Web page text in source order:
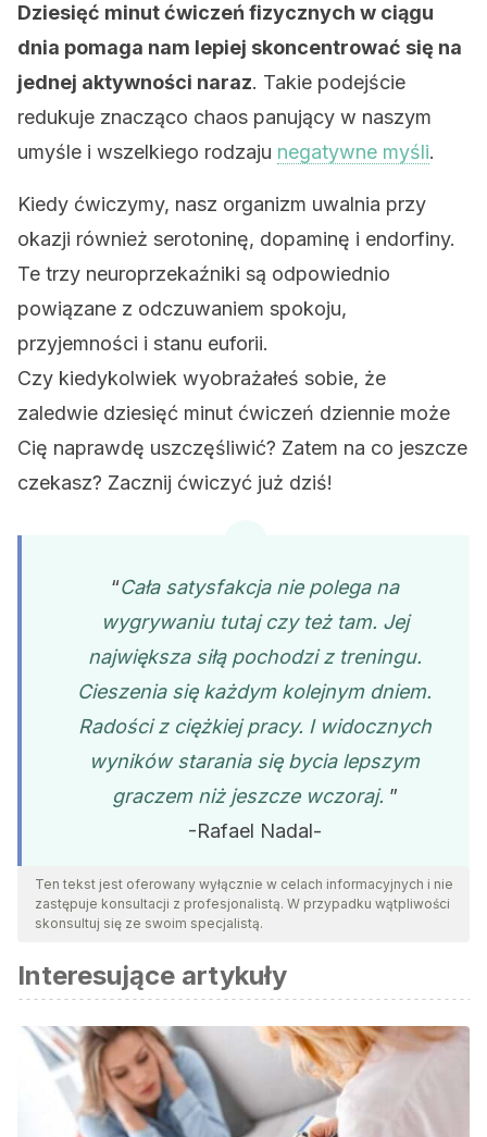
Dziesięć minut ćwiczeń fizycznych w ciągu
dnia pomaga nam lepiej skoncentrować się na
jednej aktywności naraz. Takie podejście
redukuje znacząco chaos panujący w naszym
umyśle i wszelkiego rodzaju negatywne myśli.
Kiedy ćwiczymy, nasz organizm uwalnia przy
okazji również serotoninę, dopaminę i endorfiny.
Te trzy neuroprzekaźniki są odpowiednio
powiązane z odczuwaniem spokoju,
przyjemności i stanu euforii.
Czy kiedykolwiek wyobrażałeś sobie, że
zaledwie dziesięć minut ćwiczeń dziennie może
Cię naprawdę uszczęśliwić? Zatem na co jeszcze
czekasz? Zacznij ćwiczyć już dziś!
“Cała satysfakcja nie polega na
wygrywaniu tutaj czy też tam. Jej
największa siłą pochodzi z treningu.
Cieszenia się każdym kolejnym dniem.
Radości z ciężkiej pracy. I widocznych
wyników starania się bycia lepszym
graczem niż jeszcze wczoraj. ”
-Rafael Nadal-
Ten tekst jest oferowany wyłącznie w celach informacyjnych i nie
zastępuje konsultacji z profesjonalistą. W przypadku wątpliwości
skonsultuj się ze swoim specjalistą.
Interesujące artykuły